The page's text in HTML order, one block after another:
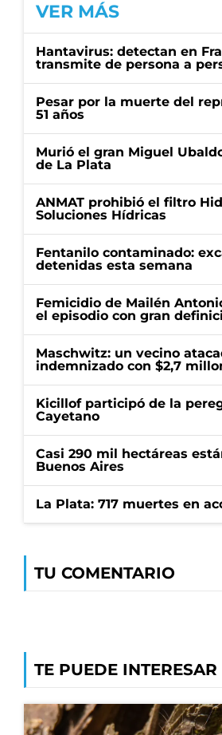
VER MÁS
Hantavirus: detectan en
transmite de persona a
Pesar por la muerte del
51 años
Murió el gran Miguel
de La Plata
ANMAT prohibió el filtro
Soluciones Hídricas
Fentanilo contaminado:
detenidas esta semana
Femicidio de Mailén
el episodio con gran
Maschwitz: un vecino
indemnizado con $2,7
Kicillof participó de la
Cayetano
Casi 290 mil hectáreas
Buenos Aires
La Plata: 717 muertes en
TU COMENTARIO
TE PUEDE INTERESAR